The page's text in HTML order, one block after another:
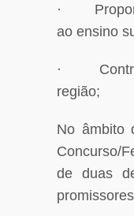
·
ao ensino
·
região;
No âmbito
Concurso/
de duas